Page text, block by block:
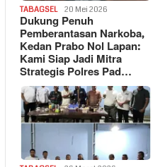
TABAGSEL 20 Mei 2026
Dukung Penuh
Pemberantasan Narkoba,
Kedan Prabo Nol Lapan:
Kami Siap Jadi Mitra
Strategis Polres Pad…